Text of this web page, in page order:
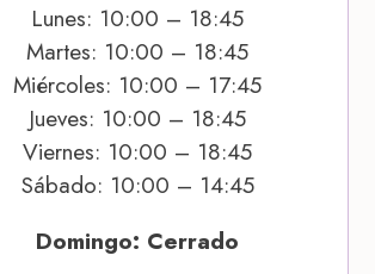
Lunes: 10:00 – 18:45
Martes: 10:00 – 18:45
Miércoles: 10:00 – 17:45
Jueves: 10:00 – 18:45
Viernes: 10:00 – 18:45
Sábado: 10:00 – 14:45
Domingo: Cerrado